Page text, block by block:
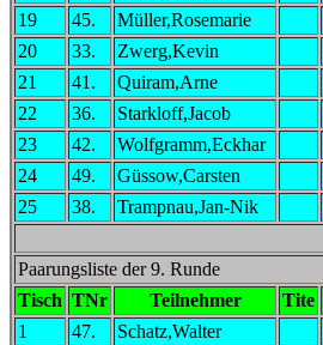
19
45. Müller,Rosemarie
20
33. Zwerg,Kevin
21
41. Quiram,Arne
22
36. Starkloff,Jacob
23
42. Wolfgramm,Eckhar
24
49. Güssow,Carsten
25
38. Trampnau,Jan-Nik
Paarungsliste der 9. Runde
Tisch TNr Teilnehmer Tite
1
47. Schatz,Walter